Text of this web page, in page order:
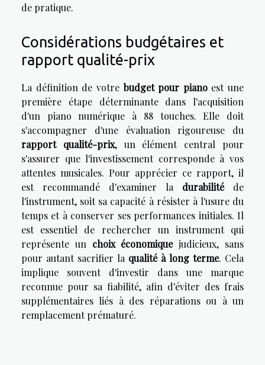
de pratique.
Considérations budgétaires et
rapport qualité-prix
La définition de votrebudget pour pianoest une
première étape déterminante dans l'acquisition
d'un piano numérique à 88 touches. Elle doit
s'accompagner d'une évaluation rigoureuse du
rapport qualité-prix, un élément central pour
s'assurer que l'investissement corresponde à vos
attentes musicales. Pour apprécier ce rapport, il
est recommandé d'examiner la durabilitéde
l'instrument, soit sa capacité à résister à l'usure du
temps et à conserver ses performances initiales. Il
est essentiel de rechercher un instrument qui
représente un choix économiquejudicieux, sans
pour autant sacrifier la qualité à long terme. Cela
implique souvent d'investir dans une marque
reconnue pour sa fiabilité, afin d'éviter des frais
supplémentaires liés à des réparations ou à un
remplacement prématuré.